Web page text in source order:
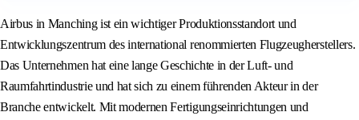
Airbus in Manching ist ein wichtiger Produktionsstandort und
Entwicklungszentrum des international renommierten Flugzeugherstellers.
Das Unternehmen hat eine lange Geschichte in der Luft- und
Raumfahrtindustrie und hat sich zu einem führenden Akteur in der
Branche entwickelt. Mit modernen Fertigungseinrichtungen und